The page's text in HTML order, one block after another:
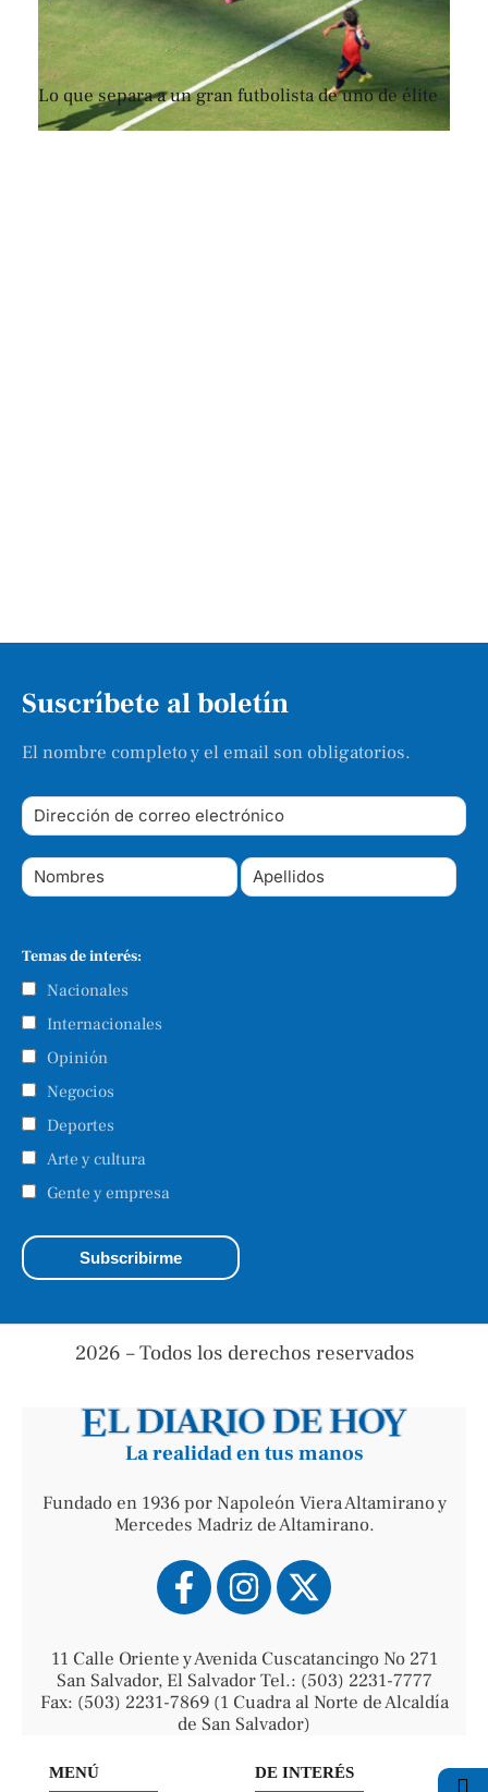
Lo que separa a un gran futbolista de uno de élite
Suscríbete al boletín
El nombre completo y el email son obligatorios.
Temas de interés:
Nacionales
Internacionales
Opinión
Negocios
Deportes
Arte y cultura
Gente y empresa
2026 – Todos los derechos reservados
La realidad en tus manos
Fundado en 1936 por Napoleón Viera Altamirano y
Mercedes Madriz de Altamirano.
11 Calle Oriente y Avenida Cuscatancingo No 271
San Salvador, El Salvador Tel.: (503) 2231-7777
Fax: (503) 2231-7869 (1 Cuadra al Norte de Alcaldía
de San Salvador)
MENÚ DE INTERÉS